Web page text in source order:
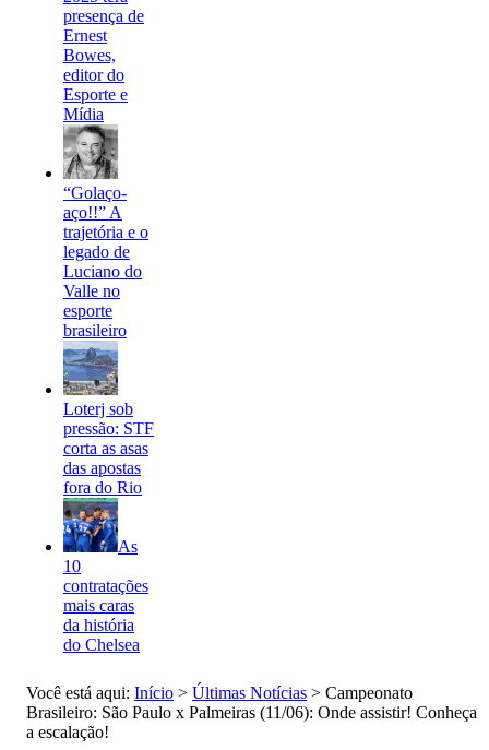
presença de
Ernest
Bowes,
editor do
Esporte e
Mídia
“Golaço-
aço!!” A
trajetória e o
legado de
Luciano do
Valle no
esporte
brasileiro
Loterj sob
pressão: STF
corta as asas
das apostas
fora do Rio
As
10
contratações
mais caras
da história
do Chelsea
Você está aqui: Início > Últimas Notícias > Campeonato
Brasileiro: São Paulo x Palmeiras (11/06): Onde assistir! Conheça
a escalação!